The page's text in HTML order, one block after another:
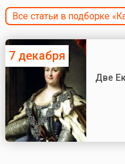
Все статьи в подборке
7 декабря
Две